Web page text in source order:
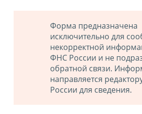
Форма предназначена
исключительно для
некорректной
ФНС России и не
обратной связи.
направляется
России для сведения.